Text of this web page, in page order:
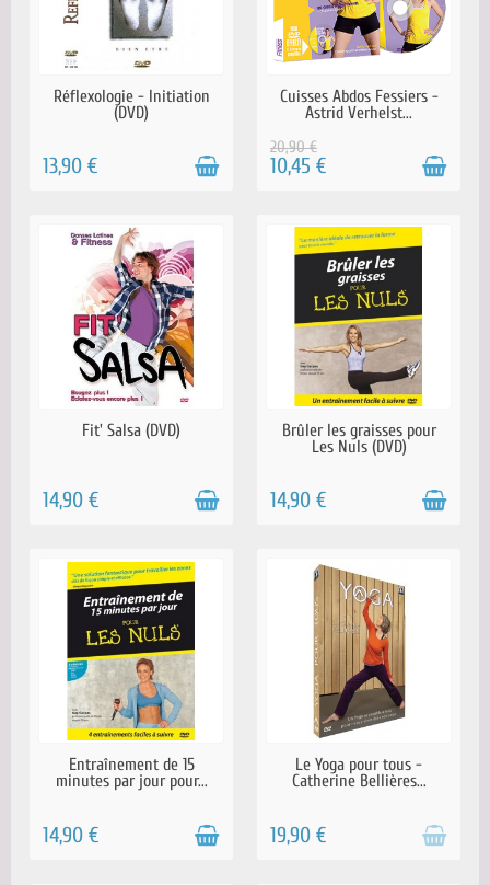
EN STOCK
Réflexologie - Initiation
(DVD)
13,90 €
EN STOCK
Cuisses Abdos Fessiers -
Astrid Verhelst...
20,90 €
10,45 €
RÉAPPROVISIONNEMENT EN
COURS
Fit' Salsa (DVD)
14,90 €
RÉAPPROVISIONNEMENT EN
COURS
Brûler les graisses pour
Les Nuls (DVD)
14,90 €
EN STOCK
Entraînement de 15
minutes par jour pour...
14,90 €
RÉAPPROVISIONNEMENT EN
COURS
Le Yoga pour tous -
Catherine Bellières...
19,90 €